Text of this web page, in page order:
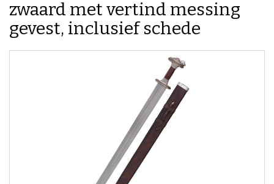
zwaard met vertind messing
gevest, inclusief schede